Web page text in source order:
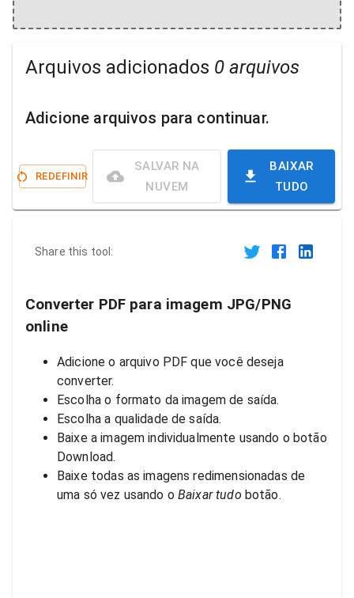
Arquivos adicionados 0 arquivos
Adicione arquivos para continuar.
REDEFINIR
SALVAR NA
NUVEM
BAIXAR
TUDO
Share this tool:
Converter PDF para imagem JPG/PNG
online
Adicione o arquivo PDF que você deseja
converter.
Escolha o formato da imagem de saída.
Escolha a qualidade de saída.
Baixe a imagem individualmente usando o botão
Download.
Baixe todas as imagens redimensionadas de
uma só vez usando o Baixar tudo botão.